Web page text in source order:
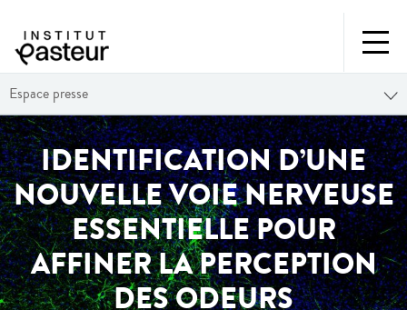
Espace presse
IDENTIFICATION D’UNE
NOUVELLE VOIE NERVEUSE
ESSENTIELLE POUR
AFFINER LA PERCEPTION
DES ODEURS